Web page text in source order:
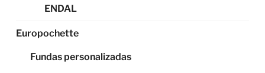
ENDAL
Europochette
Fundas personalizadas